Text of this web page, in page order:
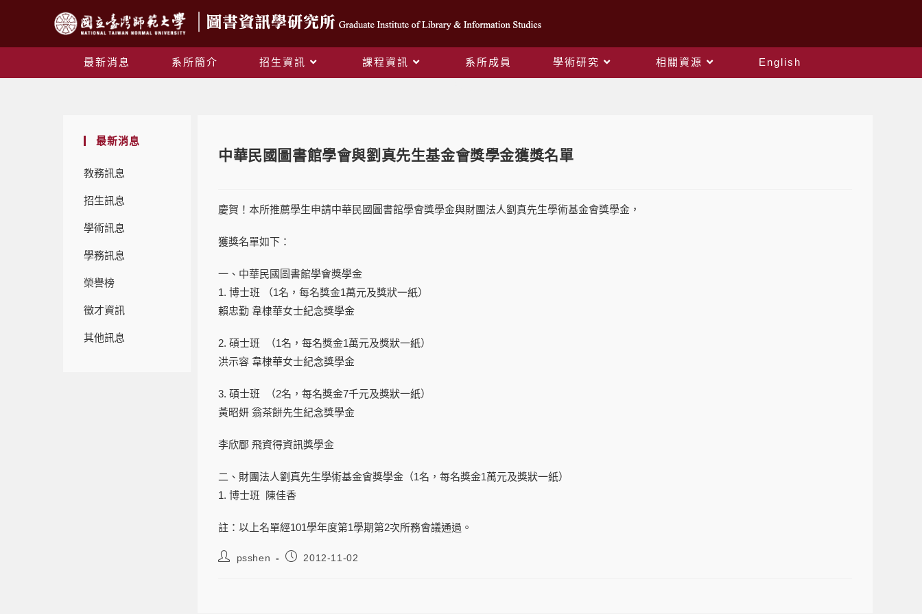
最新消息 系所簡介 招生資訊 課程資訊 系所成員 學術研究 相關資源 English
最新消息
教務訊息
招生訊息
學術訊息
學務訊息
榮譽榜
徵才資訊
其他訊息
中華民國圖書館學會與劉真先生基金會獎學金獲獎名單
慶賀！本所推薦學生申請中華民國圖書館學會獎學金與財團法人劉真先生學術基金會獎學金，
獲獎名單如下：
一、中華民國圖書館學會獎學金
1. 博士班 （1名，每名獎金1萬元及獎狀一紙）
賴忠勤 韋棣華女士紀念獎學金
2. 碩士班 （1名，每名獎金1萬元及獎狀一紙）
洪示容 韋棣華女士紀念獎學金
3. 碩士班 （2名，每名獎金7千元及獎狀一紙）
黃昭妍 翁茶餅先生紀念獎學金
李欣郿 飛資得資訊獎學金
二、財團法人劉真先生學術基金會獎學金（1名，每名獎金1萬元及獎狀一紙）
1. 博士班 陳佳香
註：以上名單經101學年度第1學期第2次所務會議通過。
psshen 2012-11-02